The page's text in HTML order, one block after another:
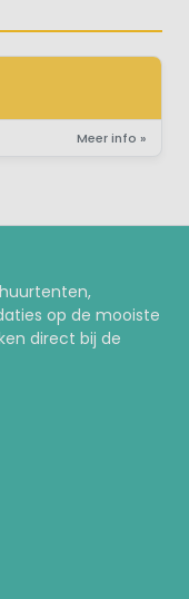
Meer info »
op de mooiste
direct bij de